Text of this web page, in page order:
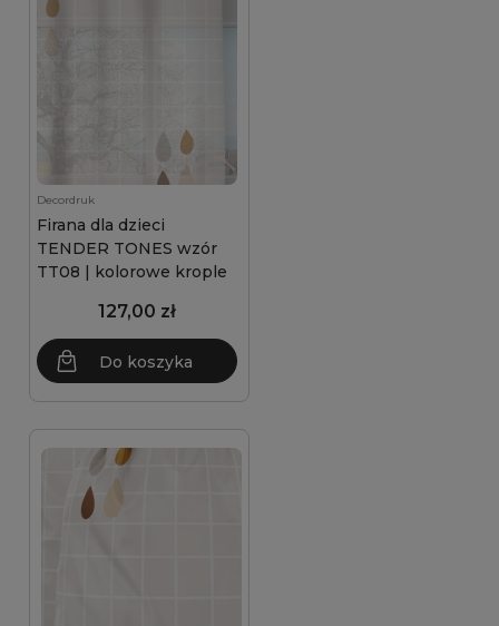
Decordruk
Firana dla dzieci
TENDER TONES wzór
TT08 | kolorowe krople
127,00 zł
Do koszyka